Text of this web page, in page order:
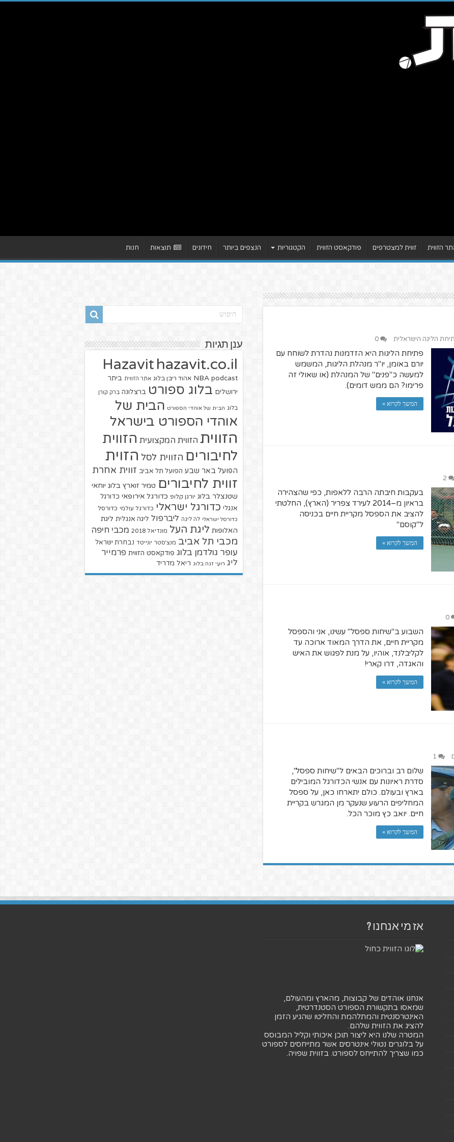
הזווית זווית למצטרפים פודקאסט הזווית הקטגוריות הנצפים ביותר חידונים תוצאות חנות
הליגה הישראלית 0
פתיחת הליגות היא הזדמנות נהדרת לשוחח עם
יורם באומן, יו"ר מנהלת הליגות, המשמש
למעשה כ"פנים" של המנהלת (או שאולי זה
פרימו? הם ממש דומים).
המשך לקרוא »
2
בעקבות חיבתה הרבה ללאפות, כפי שהצהירה
בראיון מ–2014 לעירד צפריר (הארץ), החלטתי
להציב את הספסל מקריית חיים בכניסה
ל"קוסם"
המשך לקרוא »
0
השבוע ב"שיחות ספסל" עשינו, אני והספסל
מקריית חיים, את הדרך המאוד ארוכה עד
לקליבלנד, אוהיו, על מנת לפגוש את האיש
והאגדה, דרו קארי!
המשך לקרוא »
1
שלום רב וברוכים הבאים ל"שיחות ספסל",
סדרת ראיונות עם אנשי הכדורגל המובילים
בארץ ובעולם. כולם יתארחו כאן, על ספסל
המחליפים הרעוע שנעקר מן המגרש בקריית
חיים. יואב כץ מוכר הכל.
המשך לקרוא »
ענן תגיות
Hazavit hazavit.co.il
NBA podcast אהוד ריבן בלוג אתר הזווית ביתר
ירושלים בלוג ספורט ברצלונה ברק קורן
בלוג הבית של אוהדי הספורט הבית של
אוהדי הספורט בישראל
הזווית הזווית המקצועית הזווית
לחיבורים הזווית לסל הזוית
הפועל באר שבע הפועל תל אביב זווית אחרת
זווית לחיבורים טמיר זוארץ בלוג יוחאי
שטנצלר בלוג יורגן קלופ כדורגל אירופאי כדורגל
אנגלי כדורגל ישראלי כדורגל עולמי כדורסל
כדורסל ישראלי לה ליגה ליברפול ליגה אנגלית ליגת
האלופות ליגת העל מונדיאל 2018 מכבי חיפה
מכבי תל אביב מנצ'סטר יונייטד נבחרת ישראל
עופר גולדמן בלוג פודקאסט הזווית פרמייר
ליג רועי זגה בלוג ריאל מדריד
אז מי אנחנו ?
אנחנו אוהדים של קבוצות, מהארץ ומהעולם,
שמאסו בתקשורת הספורט הסטנדרטית,
האינטרסנטית והמתלהמת והחליטו שהגיע הזמן
להציג את הזווית שלהם.
המטרה שלנו היא ליצור תוכן איכותי וקליל המבוסס
על בלוגרים נטולי אינטרסים אשר מתייחסים לספורט
כמו שצריך להתייחס לספורט. בזווית שפויה.